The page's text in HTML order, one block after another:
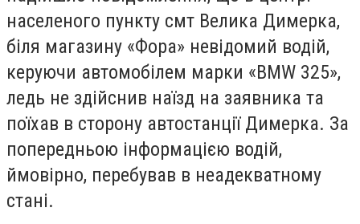
населеного пункту смт Велика Димерка,
біля магазину «Фора» невідомий водій,
керуючи автомобілем марки «BMW 325»,
ледь не здійснив наїзд на заявника та
поїхав в сторону автостанції Димерка. За
попередньою інформацією водій,
ймовірно, перебував в неадекватному
стані.